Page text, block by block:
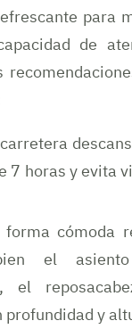
para
de
7 horas y evita
cómoda
el
el
profundidad y